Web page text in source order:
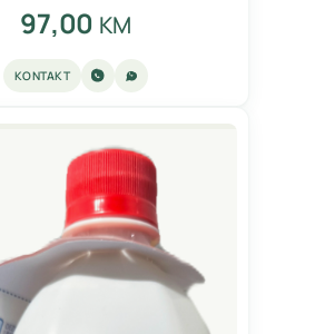
97,00 KM
KONTAKT